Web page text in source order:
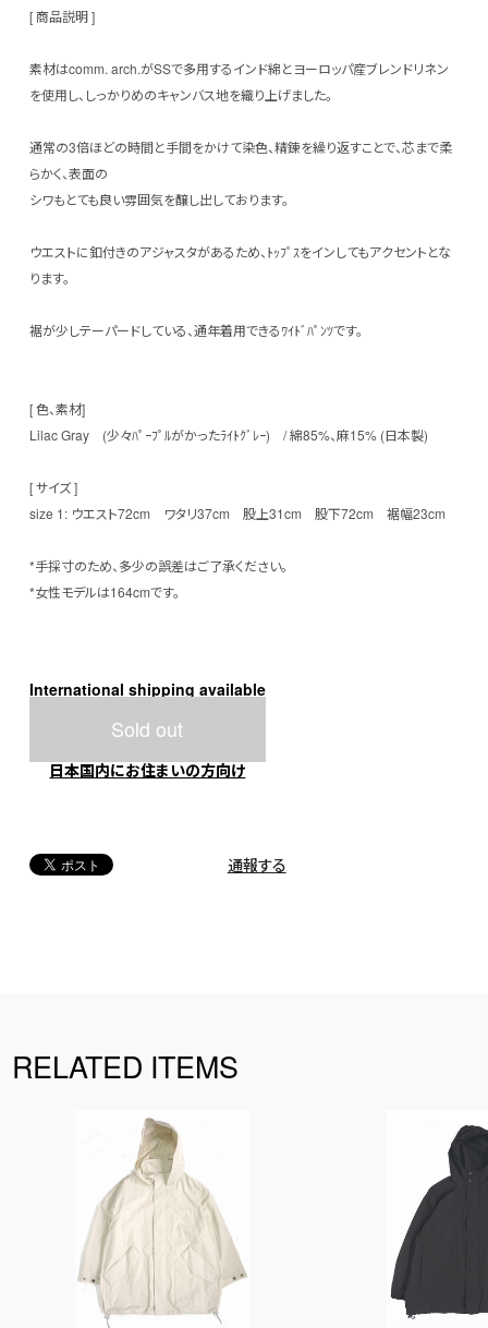
[ 商品説明 ]
素材はcomm. arch.がSSで多用するインド綿とヨーロッパ産ブレンドリネン
を使用し、しっかりめのキャンバス地を織り上げました。
通常の3倍ほどの時間と手間をかけて染色、精錬を繰り返すことで、芯まで柔
らかく、表面の
シワもとても良い雰囲気を醸し出しております。
ウエストに釦付きのアジャスタがあるため、ﾄｯﾌﾟｽをインしてもアクセントとな
ります。
裾が少しテーパードしている、通年着用できるﾜｲﾄﾞﾊﾟﾝﾂです。
[ 色、素材]
Lilac Gray (少々ﾊﾟｰﾌﾟﾙがかったﾗｲﾄｸﾞﾚｰ) / 綿85%、麻15% (日本製)
[ サイズ ]
size 1: ウエスト72cm ワタリ37cm 股上31cm 股下72cm 裾幅23cm
*手採寸のため、多少の誤差はご了承ください。
*女性モデルは164cmです。
International shipping available
Sold out
日本国内にお住まいの方向け
通報する
RELATED ITEMS